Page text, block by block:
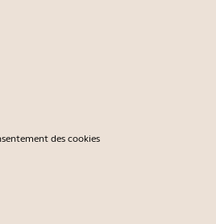
des cookies